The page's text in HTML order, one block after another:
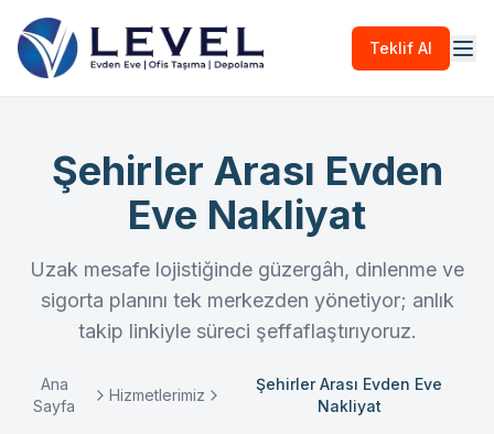
Teklif Al
Şehirler Arası Evden
Eve Nakliyat
Uzak mesafe lojistiğinde güzergâh, dinlenme ve
sigorta planını tek merkezden yönetiyor; anlık
takip linkiyle süreci şeffaflaştırıyoruz.
Ana
Sayfa
Hizmetlerimiz
Şehirler Arası Evden Eve
Nakliyat